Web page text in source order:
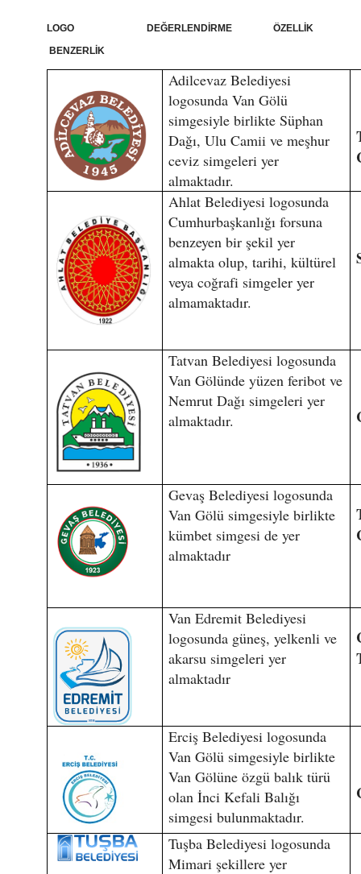
LOGO DEĞERLENDİRME ÖZELLİK
BENZERLİK
Adilcevaz Belediyesi
logosunda Van Gölü
simgesiyle birlikte Süphan
Dağı, Ulu Camii ve meşhur
ceviz simgeleri yer
almaktadır.
Ahlat Belediyesi logosunda
Cumhurbaşkanlığı forsuna
benzeyen bir şekil yer
almakta olup, tarihi, kültürel
veya coğrafi simgeler yer
almamaktadır.
Tatvan Belediyesi logosunda
Van Gölünde yüzen feribot ve
Nemrut Dağı simgeleri yer
almaktadır.
Gevaş Belediyesi logosunda
Van Gölü simgesiyle birlikte
kümbet simgesi de yer
almaktadır
Van Edremit Belediyesi
logosunda güneş, yelkenli ve
akarsu simgeleri yer
almaktadır
Erciş Belediyesi logosunda
Van Gölü simgesiyle birlikte
Van Gölüne özgü balık türü
olan İnci Kefali Balığı
simgesi bulunmaktadır.
Tuşba Belediyesi logosunda
Mimari şekillere yer